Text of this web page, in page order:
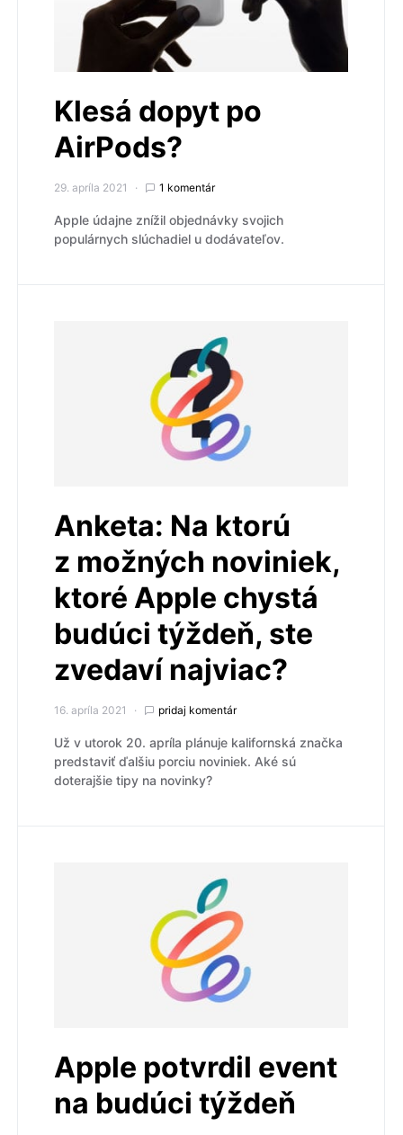
Klesá dopyt po
AirPods?
29. apríla 2021 1 komentár
Apple údajne znížil objednávky svojich
populárnych slúchadiel u dodávateľov.
Anketa: Na ktorú
z možných noviniek,
ktoré Apple chystá
budúci týždeň, ste
zvedaví najviac?
16. apríla 2021 pridaj komentár
Už v utorok 20. apríla plánuje kalifornská značka
predstaviť ďalšiu porciu noviniek. Aké sú
doterajšie tipy na novinky?
Apple potvrdil event
na budúci týždeň